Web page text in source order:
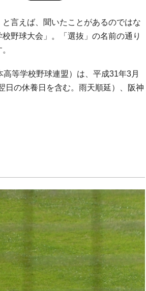
言えば、聞いたことがあるのではな
野球大会」。「選抜」の名前の通り
等学校野球連盟）は、平成31年3月
日の休養日を含む。雨天順延）、阪神